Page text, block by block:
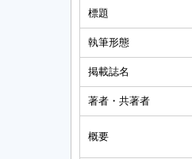
標題
執筆形態
掲載誌名
著者・共著者
概要